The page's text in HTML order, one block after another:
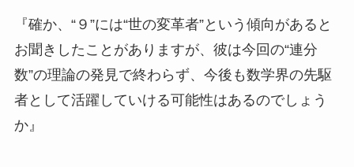
『確か、“９”には“世の変革者”という傾向があると
お聞きしたことがありますが、彼は今回の“連分
数”の理論の発見で終わらず、今後も数学界の先駆
者として活躍していける可能性はあるのでしょう
か』